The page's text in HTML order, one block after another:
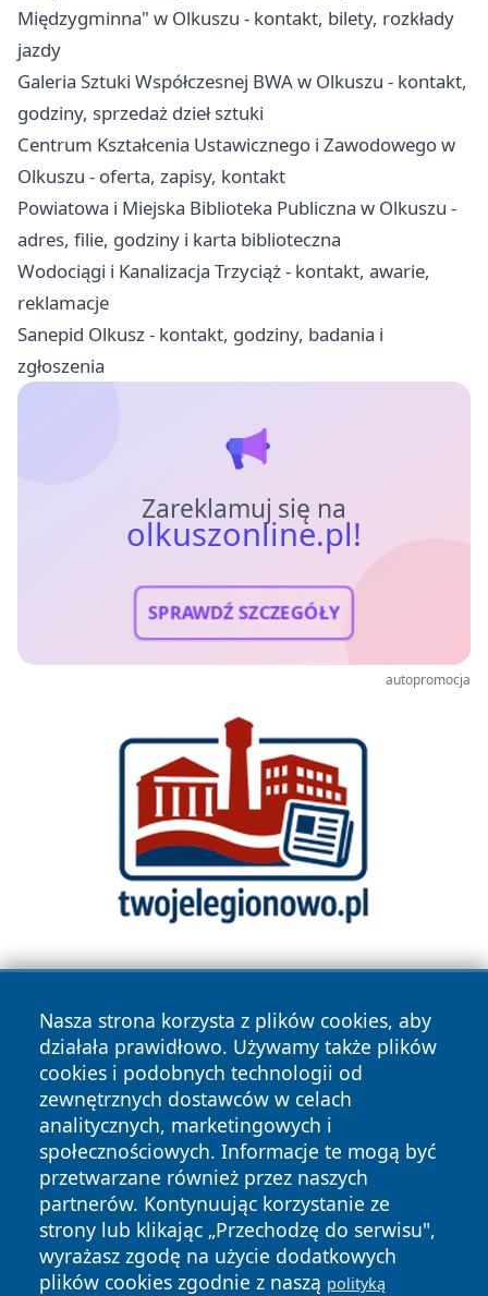
Międzygminna" w Olkuszu - kontakt, bilety, rozkłady
jazdy
Galeria Sztuki Współczesnej BWA w Olkuszu - kontakt,
godziny, sprzedaż dzieł sztuki
Centrum Kształcenia Ustawicznego i Zawodowego w
Olkuszu - oferta, zapisy, kontakt
Powiatowa i Miejska Biblioteka Publiczna w Olkuszu -
adres, filie, godziny i karta biblioteczna
Wodociągi i Kanalizacja Trzyciąż - kontakt, awarie,
reklamacje
Sanepid Olkusz - kontakt, godziny, badania i
zgłoszenia
Zareklamuj się na
olkuszonline.pl!
SPRAWDŹ SZCZEGÓŁY
autopromocja
Nasza strona korzysta z plików cookies, aby
działała prawidłowo. Używamy także plików
cookies i podobnych technologii od
zewnętrznych dostawców w celach
analitycznych, marketingowych i
społecznościowych. Informacje te mogą być
przetwarzane również przez naszych
partnerów. Kontynuując korzystanie ze
strony lub klikając „Przechodzę do serwisu",
wyrażasz zgodę na użycie dodatkowych
plików cookies zgodnie z naszą polityką
Copyright © 2026 olkuszonline.pl Wszystkie prawa
zastrzeżone.
News Autorzy
Polityka
Prywatności
Polityka
Cookies